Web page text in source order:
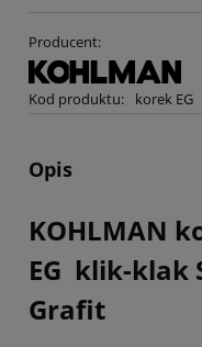
Producent:
Kod produktu: korek EG
Opis
KOHLMAN
EG klik-klak
Grafit